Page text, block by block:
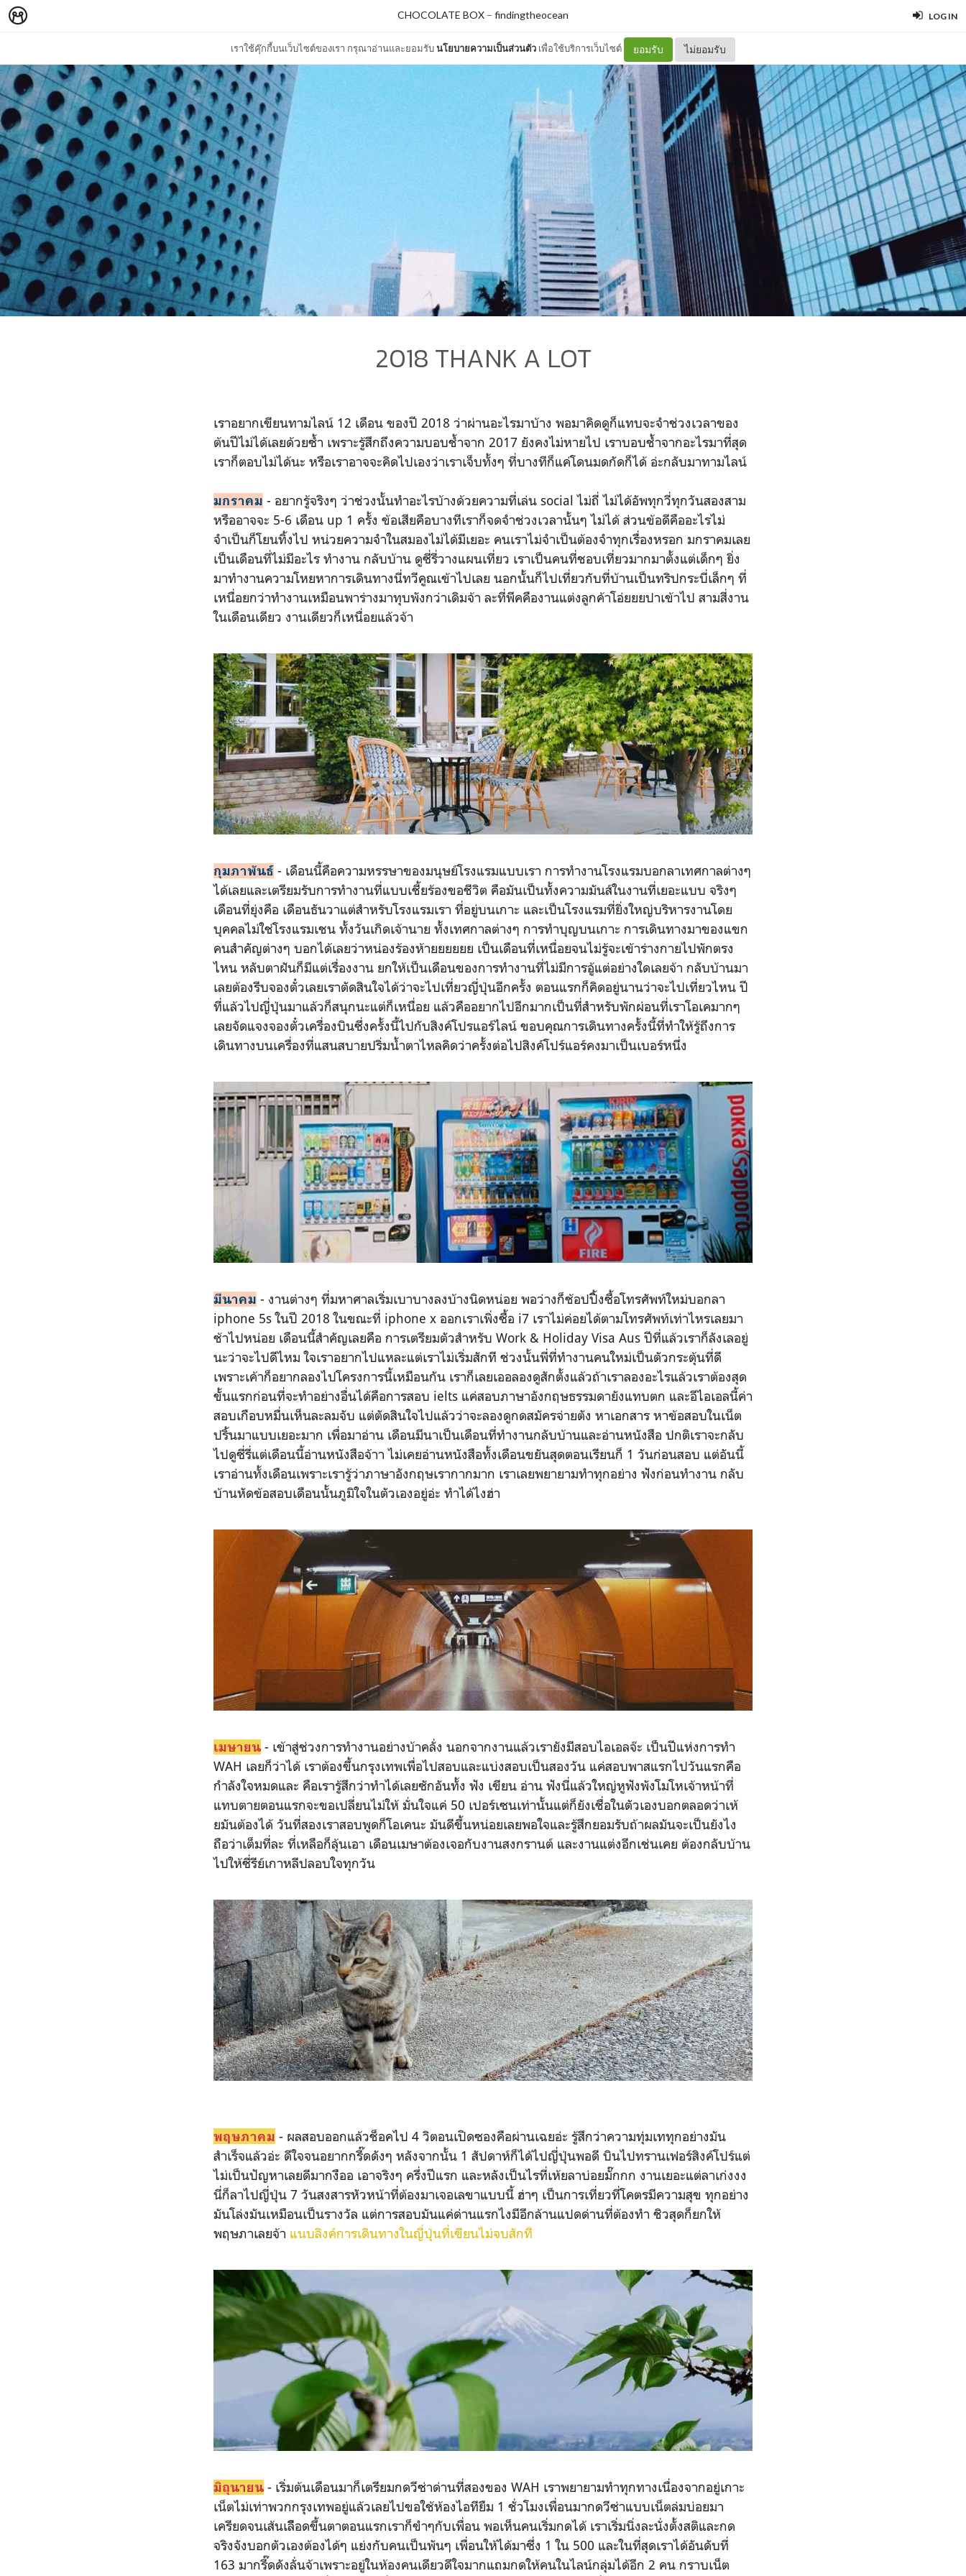
LOG IN
เราใช้คุ๊กกี้บนเว็บไซต์ของเรา กรุณาอ่านและยอมรับนโยบายความเป็นส่วนตัว เพื่อใช้บริการเว็บไซต์ ยอมรับ ไม่ยอมรับ
CHOCOLATE BOX – findingtheocean
2018 THANK A LOT
เราอยากเขียนทามไลน์ 12 เดือน ของปี 2018 ว่าผ่านอะไรมาบ้าง พอมาคิดดูก็แทบจะจำช่วงเวลาของ
ต้นปีไม่ได้เลยด้วยซ้ำ เพราะรู้สึกถึงความบอบช้ำจาก 2017 ยังคงไม่หายไป เราบอบช้ำจากอะไรมาที่สุด
เราก็ตอบไม่ได้นะ หรือเราอาจจะคิดไปเองว่าเราเจ็บทั้งๆ ที่บางทีก็แค่โดนมดกัดก็ได้ อ่ะกลับมาทามไลน์
มกราคม - อยากรู้จริงๆ ว่าช่วงนั้นทำอะไรบ้างด้วยความที่เล่น social ไม่ถี่ ไม่ได้อัพทุกวี่ทุกวันสองสาม
หรืออาจจะ 5-6 เดือน up 1 ครั้ง ข้อเสียคือบางทีเราก็จดจำช่วงเวลานั้นๆ ไม่ได้ ส่วนข้อดีคืออะไรไม่
จำเป็นก็โยนทิ้งไป หน่วยความจำในสมองไม่ได้มีเยอะ คนเราไม่จำเป็นต้องจำทุกเรื่องหรอก มกราคมเลย
เป็นเดือนที่ไม่มีอะไร ทำงาน กลับบ้าน ดูซี่รี่วางแผนเที่ยว เราเป็นคนที่ชอบเที่ยวมากมาตั้งแต่เด็กๆ ยิ่ง
มาทำงานความโหยหาการเดินทางนี่ทวีคูณเข้าไปเลย นอกนั้นก็ไปเที่ยวกับที่บ้านเป็นทริปกระบี่เล็กๆ ที่
เหนื่อยกว่าทำงานเหมือนพาร่างมาทุบพังกว่าเดิมจ้า ละที่พีคคืองานแต่งลูกค้าโอ่ยยยปาเข้าไป สามสี่งาน
ในเดือนเดียว งานเดียวก็เหนื่อยแล้วจ้า
กุมภาพันธ์ - เดือนนี้คือความหรรษาของมนุษย์โรงแรมแบบเรา การทำงานโรงแรมบอกลาเทศกาลต่างๆ
ได้เลยและเตรียมรับการทำงานที่แบบเชี้ยร้องขอชีวิต คือมันเป็นทั้งความมันส์ในงานที่เยอะแบบ จริงๆ
เดือนที่ยุ่งคือ เดือนธันวาแต่สำหรับโรงแรมเรา ที่อยู่บนเกาะ และเป็นโรงแรมที่ยิ่งใหญ่บริหารงานโดย
บุคคลไม่ใช่โรงแรมเชน ทั้งวันเกิดเจ้านาย ทั้งเทศกาลต่างๆ การทำบุญบนเกาะ การเดินทางมาของแขก
คนสำคัญต่างๆ บอกได้เลยว่าหน่องร้องห้ายยยยยย เป็นเดือนที่เหนื่อยจนไม่รู้จะเข้าร่างกายไปพักตรง
ไหน หลับตาฝันก็มีแต่เรื่องงาน ยกให้เป็นเดือนของการทำงานที่ไม่มีการอู้แต่อย่างใดเลยจ้า กลับบ้านมา
เลยต้องรีบจองตั๋วเลยเราตัดสินใจได้ว่าจะไปเที่ยวญี่ปุ่นอีกครั้ง ตอนแรกก็คิดอยู่นานว่าจะไปเที่ยวไหน ปี
ที่แล้วไปญี่ปุ่นมาแล้วก็สนุกนะแต่ก็เหนื่อย แล้วคืออยากไปอีกมากเป็นที่สำหรับพักผ่อนที่เราโอเคมากๆ
เลยจัดแจงจองตั๋วเครื่องบินซึ่งครั้งนี้ไปกับสิงค์โปรแอร์ไลน์ ขอบคุณการเดินทางครั้งนี้ที่ทำให้รู้ถึงการ
เดินทางบนเครื่องที่แสนสบายปริ่มน้ำตาไหลคิดว่าครั้งต่อไปสิงค์โปร์แอร์คงมาเป็นเบอร์หนึ่ง
มีนาคม - งานต่างๆ ที่มหาศาลเริ่มเบาบางลงบ้างนิดหน่อย พอว่างก็ช้อปปิิ้งซื้อโทรศัพท์ใหม่บอกลา
iphone 5s ในปี 2018 ในขณะที่ iphone x ออกเราเพิ่งซื้อ i7 เราไม่ค่อยได้ตามโทรศัพท์เท่าไหรเลยมา
ช้าไปหน่อย เดือนนี้สำคัญเลยคือ การเตรียมตัวสำหรับ Work & Holiday Visa Aus ปีที่แล้วเราก็ลังเลอยู่
นะว่าจะไปดีไหม ใจเราอยากไปแหละแต่เราไม่เริ่มสักที ช่วงนั้นพี่ที่ทำงานคนใหม่เป็นตัวกระตุ้นที่ดี
เพราะเค้าก็อยากลองไปโครงการนี้เหมือนกัน เราก็เลยเออลองดูสักตั้งแล้วถ้าเราลองอะไรแล้วเราต้องสุด
ขั้นแรกก่อนที่จะทำอย่างอื่นได้คือการสอบ ielts แค่สอบภาษาอังกฤษธรรมดายังแทบตก และอีไอเอลนี้ค่า
สอบเกือบหมื่นเห็นละลมจับ แต่ตัดสินใจไปแล้วว่าจะลองดูกดสมัครจ่ายตัง หาเอกสาร หาข้อสอบในเน็ต
ปริ้นมาแบบเยอะมาก เพื่อมาอ่าน เดือนมีนาเป็นเดือนที่ทำงานกลับบ้านและอ่านหนังสือ ปกติเราจะกลับ
ไปดูซี่รี่แต่เดือนนี้อ่านหนังสือจ้าา ไม่เคยอ่านหนังสือทั้งเดือนขยันสุดตอนเรียนก็ 1 วันก่อนสอบ แต่อันนี้
เราอ่านทั้งเดือนเพราะเรารู้ว่าภาษาอังกฤษเรากากมาก เราเลยพยายามทำทุกอย่าง ฟังก่อนทำงาน กลับ
บ้านหัดข้อสอบเดือนนั้นภูมิใจในตัวเองอยู่อ่ะ ทำได้ไงฮ่า
เมษายน- เข้าสู่ช่วงการทำงานอย่างบ้าคลั่ง นอกจากงานแล้วเรายังมีสอบไอเอลจ๊ะ เป็นปีแห่งการทำ
WAH เลยก็ว่าได้ เราต้องขึ้นกรุงเทพเพื่อไปสอบและแบ่งสอบเป็นสองวัน แค่สอบพาสแรกไปวันแรกคือ
กำลังใจหมดและ คือเรารู้สึกว่าทำได้เลยซักอันทั้ง ฟัง เขียน อ่าน ฟังนี่แล้วใหญ่หูฟังพังโมโหเจ้าหน้าที่
แทบตายตอนแรกจะขอเปลี่ยนไม่ให้ มั่นใจแค่ 50 เปอร์เซนเท่านั้นแต่ก็ยังเชื่อในตัวเองบอกตลอดว่าเห้
ยมันต้องได้ วันที่สองเราสอบพูดก็โอเคนะ มันดีขึ้นหน่อยเลยพอใจและรู้สึกยอมรับถ้าผลมันจะเป็นยังไง
ถือว่าเต็มที่ละ ที่เหลือก็ลุ้นเอา เดือนเมษาต้องเจอกับงานสงกรานต์ และงานแต่งอีกเช่นเคย ต้องกลับบ้าน
ไปให้ซี่รีย์เกาหลีปลอบใจทุกวัน
พฤษภาคม - ผลสอบออกแล้วช็อคไป 4 วิตอนเปิดซองคือผ่านเฉยอ่ะ รู้สึกว่าความทุ่มเททุกอย่างมัน
สำเร็จแล้วอ่ะ ดีใจจนอยากกรี๊ดดังๆ หลังจากนั้น 1 สัปดาห์ก็ได้ไปญี่ปุ่นพอดี บินไปทรานเฟอร์สิงค์โปร์แต่
ไม่เป็นปัญหาเลยดีมากงืออ เอาจริงๆ ครึ่งปีแรก และหลังเป็นไรที่เห้ยลาบ่อยมั๊กกก งานเยอะแต่ลาเก่งงง
นี่ก็ลาไปญี่ปุ่น 7 วันสงสารหัวหน้าที่ต้องมาเจอเลขาแบบนี้ ฮ่าๆ เป็นการเที่ยวที่โคตรมีความสุข ทุกอย่าง
มันโล่งมันเหมือนเป็นรางวัล แต่การสอบมันแค่ด่านแรกไงมีอีกล้านแปดด่านที่ต้องทำ ชิวสุดก็ยกให้
พฤษภาเลยจ้า แนบลิงค์การเดินทางในญี่ปุ่นที่เขียนไม่จบสักที
มิถุนายน- เริ่มต้นเดือนมาก็เตรียมกดวีซ่าด่านที่สองของ WAH เราพยายามทำทุกทางเนื่องจากอยู่เกาะ
เน็ตไม่เท่าพวกกรุงเทพอยู่แล้วเลยไปขอใช้ห้องไอทียืม 1 ชั่วโมงเพื่อนมากดวีซ่าแบบเน็ตล่มบ่อยมา
เครียดจนเส้นเลืิอดขึ้นตาตอนแรกเราก็ขำๆกับเพื่อน พอเห็นคนเริ่มกดได้ เราเริ่มนิ่งละนั่งตั้งสติและกด
จริงจังบอกตัวเองต้องได้ๆ แย่งกับคนเป็นพันๆ เพื่อนให้ได้มาซึ่ง 1 ใน 500 และในที่สุดเราได้อันดับที่
163 มากรี๊ดดังลั่นจ้าเพราะอยู่ในห้องคนเดียวดีใจมากแถมกดให้คนในไลน์กลุ่มได้อีก 2 คน กราบเน็ต